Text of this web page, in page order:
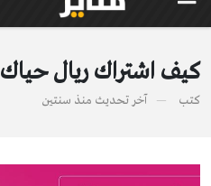
كيف اشتراك ريال حياك 2023؟
كتب آخر تحديث منذ سنتين